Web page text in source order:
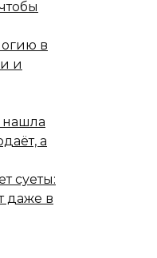
в
и
нашла
а
суеты:
даже в